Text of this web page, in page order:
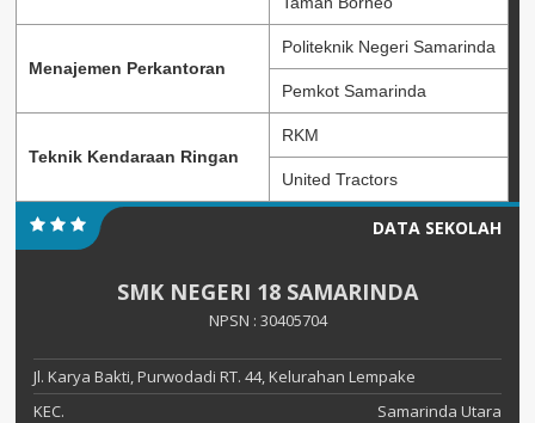
Menajemen Perkantoran
Politeknik Negeri Samarinda
Pemkot Samarinda
Teknik Kendaraan Ringan
RKM
United Tractors
DATA SEKOLAH
SMK NEGERI 18 SAMARINDA
NPSN : 30405704
Jl. Karya Bakti, Purwodadi RT. 44, Kelurahan Lempake
KEC.
Samarinda Utara